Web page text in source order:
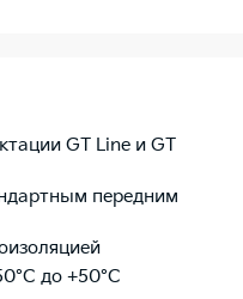
GT Line и GT
передним
до +50°C